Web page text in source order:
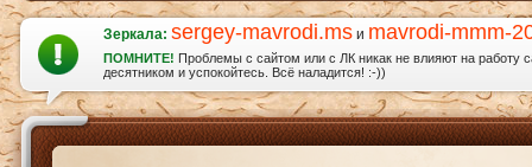
Зеркала: sergey-mavrodi.ms и mavrodi-mmm-
ПОМНИТЕ! Проблемы с сайтом или с ЛК никак не влияют на работу
десятником и успокойтесь. Всё наладится! :-))